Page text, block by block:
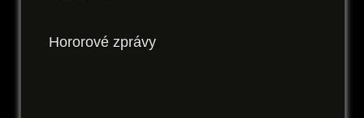
Hororové zprávy